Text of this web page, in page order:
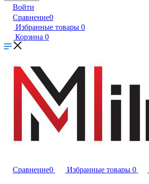
Войти
Сравнение0
Избранные товары 0
Корзина 0
Сравнение0 Избранные товары 0